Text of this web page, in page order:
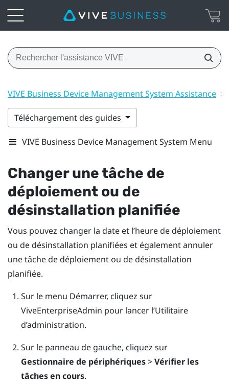
VIVE Business Device Management System Assistance >
Téléchargement des guides
VIVE Business Device Management System Menu
Changer une tâche de
déploiement ou de
désinstallation planifiée
Vous pouvez changer la date et l’heure de déploiement
ou de désinstallation planifiées et également annuler
une tâche de déploiement ou de désinstallation
planifiée.
Sur le menu Démarrer, cliquez sur
ViveEnterpriseAdmin pour lancer l’Utilitaire
d’administration.
Sur le panneau de gauche, cliquez sur
Gestionnaire de périphériques>Vérifier les
tâches en cours.